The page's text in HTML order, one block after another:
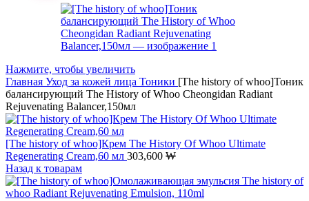
Нажмите, чтобы увеличить
Главная Уход за кожей лица Тоники [The history of whoo]Тоник
балансирующий The History of Whoo Cheongidan Radiant
Rejuvenating Balancer,150мл
[The history of whoo]Крем The History Of Whoo Ultimate
Regenerating Cream,60 мл 303,600 ₩
Назад к товарам